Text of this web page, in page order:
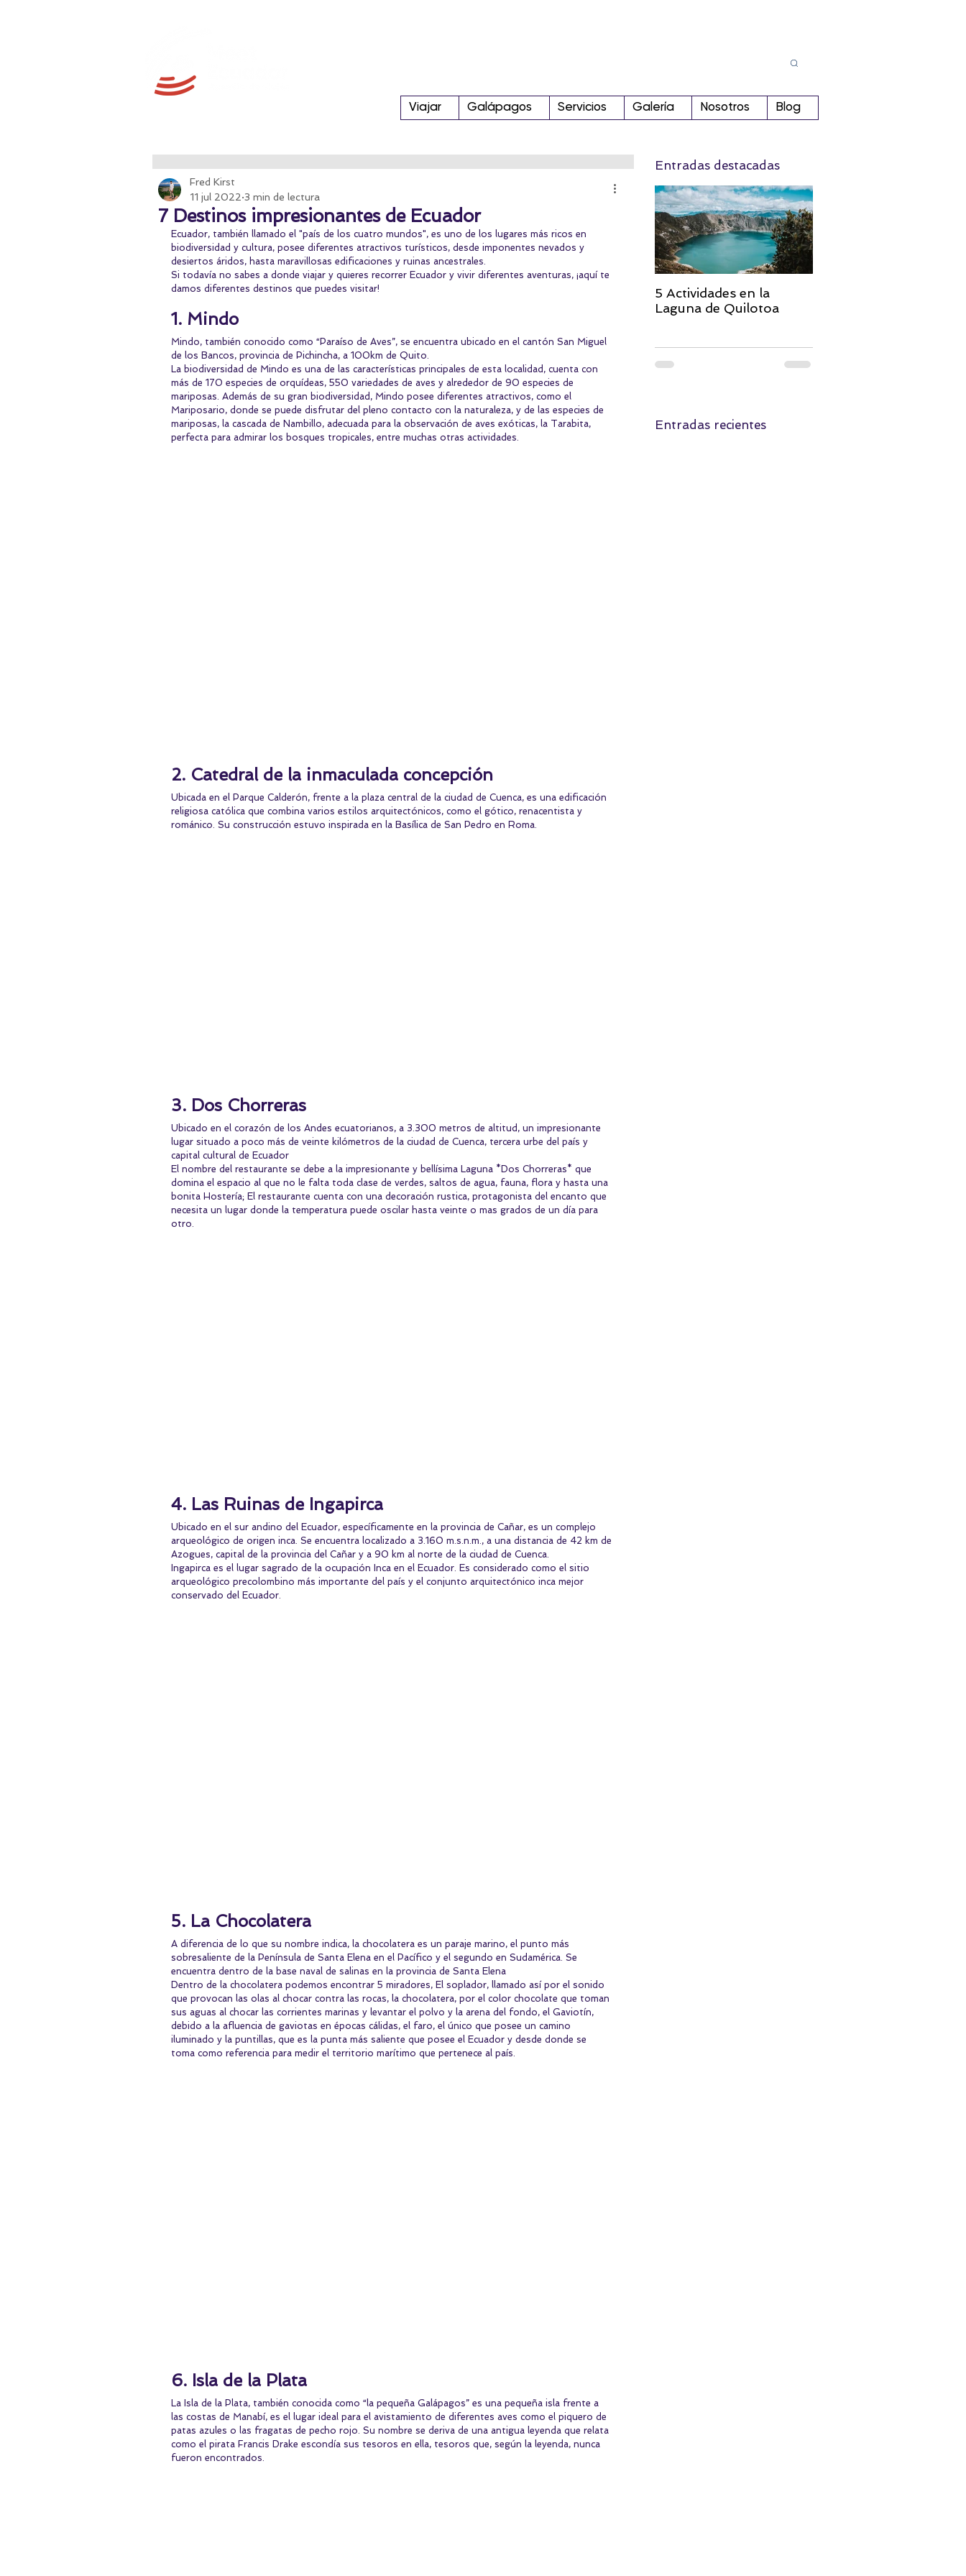
Viajar Galápagos Servicios Galería Nosotros Blog
7 Destinos impresionantes de Ecuador
Fred Kirst
11 jul 2022 3 min de lectura
Ecuador, también llamado el "país de los cuatro mundos", es uno de los lugares más ricos en
biodiversidad y cultura, posee diferentes atractivos turísticos, desde imponentes nevados y
desiertos áridos, hasta maravillosas edificaciones y ruinas ancestrales.
Si todavía no sabes a donde viajar y quieres recorrer Ecuador y vivir diferentes aventuras, ¡aquí te
damos diferentes destinos que puedes visitar!
1. Mindo
Mindo, también conocido como “Paraíso de Aves”, se encuentra ubicado en el cantón San Miguel
de los Bancos, provincia de Pichincha, a 100km de Quito.
La biodiversidad de Mindo es una de las características principales de esta localidad, cuenta con
más de 170 especies de orquídeas, 550 variedades de aves y alrededor de 90 especies de
mariposas. Además de su gran biodiversidad, Mindo posee diferentes atractivos, como el
Mariposario, donde se puede disfrutar del pleno contacto con la naturaleza, y de las especies de
mariposas, la cascada de Nambillo, adecuada para la observación de aves exóticas, la Tarabita,
perfecta para admirar los bosques tropicales, entre muchas otras actividades.
2. Catedral de la inmaculada concepción
Ubicada en el Parque Calderón, frente a la plaza central de la ciudad de Cuenca, es una edificación
religiosa católica que combina varios estilos arquitectónicos, como el gótico, renacentista y
románico. Su construcción estuvo inspirada en la Basílica de San Pedro en Roma.
3. Dos Chorreras
Ubicado en el corazón de los Andes ecuatorianos, a 3.300 metros de altitud, un impresionante
lugar situado a poco más de veinte kilómetros de la ciudad de Cuenca, tercera urbe del país y
capital cultural de Ecuador
El nombre del restaurante se debe a la impresionante y bellísima Laguna *Dos Chorreras* que
domina el espacio al que no le falta toda clase de verdes, saltos de agua, fauna, flora y hasta una
bonita Hostería; El restaurante cuenta con una decoración rustica, protagonista del encanto que
necesita un lugar donde la temperatura puede oscilar hasta veinte o mas grados de un día para
otro.
4. Las Ruinas de Ingapirca
Ubicado en el sur andino del Ecuador, específicamente en la provincia de Cañar, es un complejo
arqueológico de origen inca. Se encuentra localizado a 3.160 m.s.n.m., a una distancia de 42 km de
Azogues, capital de la provincia del Cañar y a 90 km al norte de la ciudad de Cuenca.
Ingapirca es el lugar sagrado de la ocupación Inca en el Ecuador. Es considerado como el sitio
arqueológico precolombino más importante del país y el conjunto arquitectónico inca mejor
conservado del Ecuador.
5. La Chocolatera
A diferencia de lo que su nombre indica, la chocolatera es un paraje marino, el punto más
sobresaliente de la Península de Santa Elena en el Pacífico y el segundo en Sudamérica. Se
encuentra dentro de la base naval de salinas en la provincia de Santa Elena
Dentro de la chocolatera podemos encontrar 5 miradores, El soplador, llamado así por el sonido
que provocan las olas al chocar contra las rocas, la chocolatera, por el color chocolate que toman
sus aguas al chocar las corrientes marinas y levantar el polvo y la arena del fondo, el Gaviotín,
debido a la afluencia de gaviotas en épocas cálidas, el faro, el único que posee un camino
iluminado y la puntillas, que es la punta más saliente que posee el Ecuador y desde donde se
toma como referencia para medir el territorio marítimo que pertenece al país.
6. Isla de la Plata
La Isla de la Plata​, también conocida como “la pequeña Galápagos” es una pequeña isla frente a
las costas de Manabí, es el lugar ideal para el avistamiento de diferentes aves como el piquero de
patas azules o las fragatas de pecho rojo. Su nombre se deriva de una antigua leyenda que relata
como el pirata Francis Drake escondía sus tesoros en ella, tesoros que, según la leyenda, nunca
fueron encontrados.
Entradas destacadas
5 Actividades en la
Laguna de Quilotoa
Entradas recientes